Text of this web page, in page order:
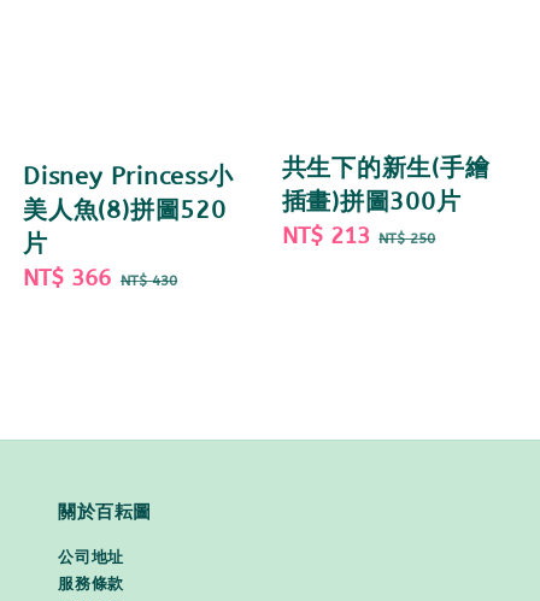
Disney Princess小
美人魚(8)拼圖520
片
Sale
NT$ 366 Regular
NT$ 430
共生下的新生(手繪
插畫)拼圖300片
Sale
NT$ 213 Regular
NT$ 250
關於百耘圖
公司地址
服務條款